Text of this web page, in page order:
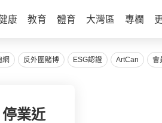
康 教育 體育 大灣區 專欄
網 反外圍賭博 ESG認證 ArtCan 會
冠傑